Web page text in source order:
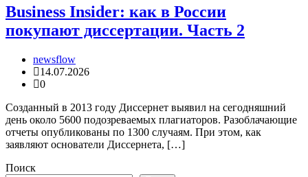
Business Insider: как в России
покупают диссертации. Часть 2
newsflow
14.07.2026
0
Созданный в 2013 году Диссернет выявил на сегодняшний
день около 5600 подозреваемых плагиаторов. Разоблачающие
отчеты опубликованы по 1300 случаям. При этом, как
заявляют основатели Диссернета, […]
Поиск